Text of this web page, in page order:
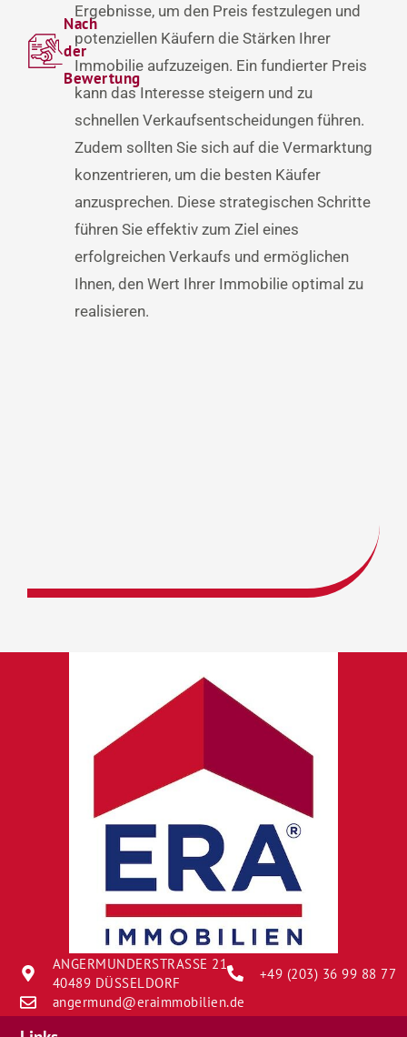
Nach
der
Bewertung
Ergebnisse, um den Preis festzulegen und
potenziellen Käufern die Stärken Ihrer
Immobilie aufzuzeigen. Ein fundierter Preis
kann das Interesse steigern und zu
schnellen Verkaufsentscheidungen führen.
Zudem sollten Sie sich auf die Vermarktung
konzentrieren, um die besten Käufer
anzusprechen. Diese strategischen Schritte
führen Sie effektiv zum Ziel eines
erfolgreichen Verkaufs und ermöglichen
Ihnen, den Wert Ihrer Immobilie optimal zu
realisieren.
ANGERMUNDERSTRASSE 21
40489 DÜSSELDORF
+49 (203) 36 99 88 77
angermund@eraimmobilien.de